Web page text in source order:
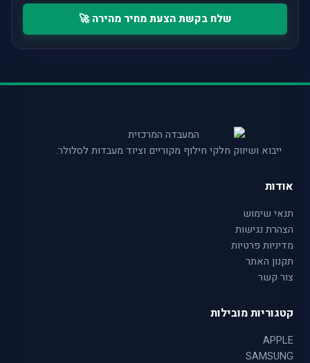
שלח בקשת הצעת מחיר מהירה 🚀
ייבוא ושיווק חלקי חילוף מקוריים וציוד מעבדות לסלולר.
אודות
תנאי שימוש
הצהרת נגישות
מדיניות פרטיות
תקנון האתר
צור קשר
קטגוריות מובילות
APPLE
SAMSUNG